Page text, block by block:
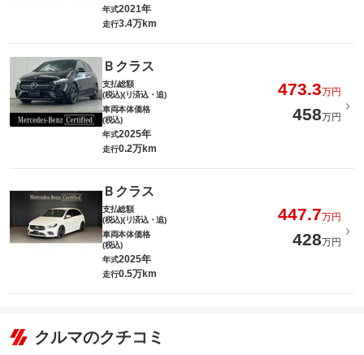
年式2021年
走行3.4万km
Ｂクラス
支払総額
(税込)(リ済込・追)
473.3万円
車両本体価格
(税込)
458万円
年式2025年
走行0.2万km
Ｂクラス
支払総額
(税込)(リ済込・追)
447.7万円
車両本体価格
(税込)
428万円
年式2025年
走行0.5万km
クルマのクチコミ